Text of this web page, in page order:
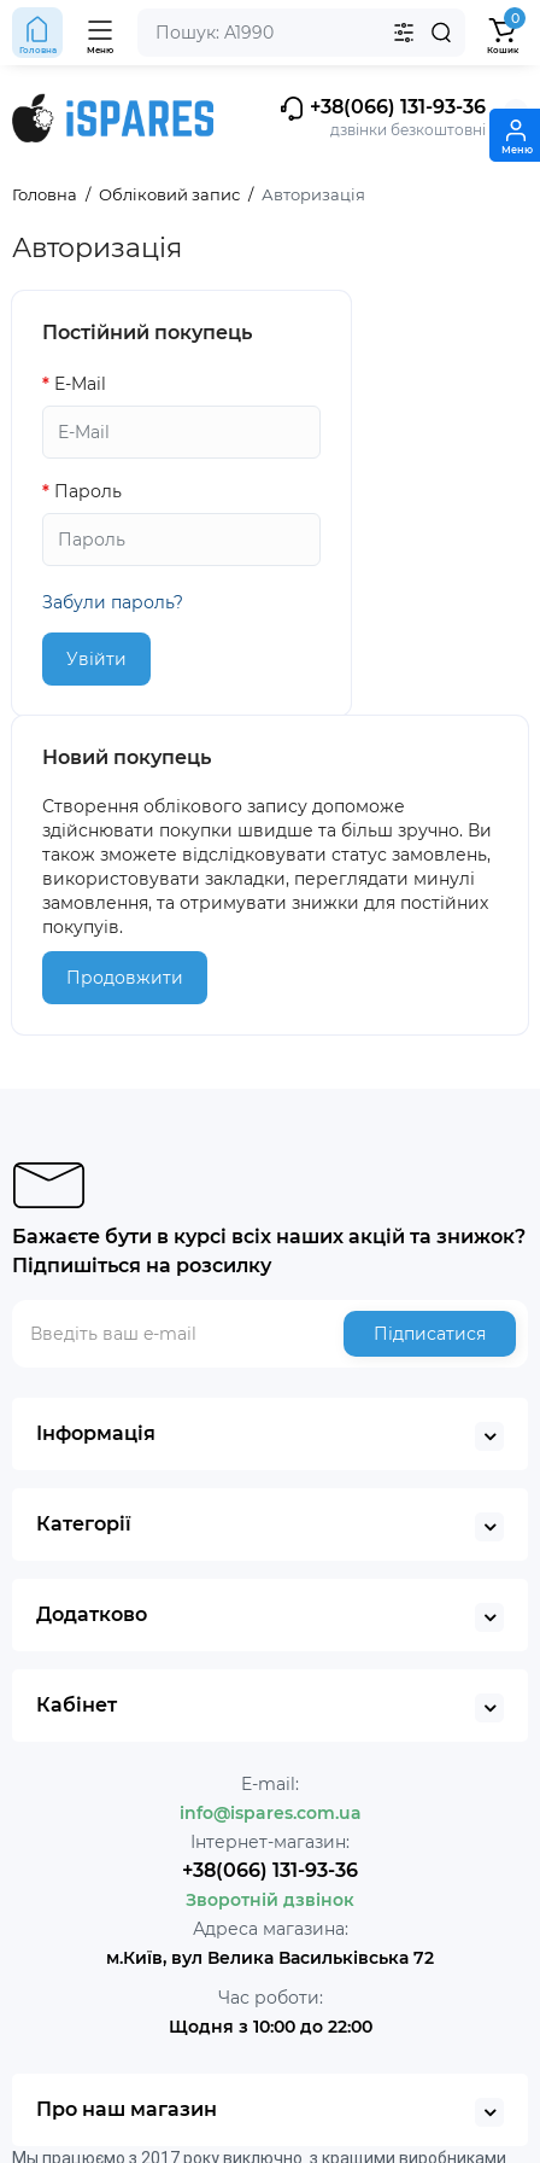
Меню
+38(066) 131-93-36
дзвінки безкоштовні
Головна Меню
0
Кошик
Головна Обліковий запис Авторизація
Авторизація
Постійний покупець
E-Mail
Пароль
Забули пароль?
Новий покупець
Створення облікового запису допоможе
здійснювати покупки швидше та більш зручно. Ви
також зможете відслідковувати статус замовлень,
використовувати закладки, переглядати минулі
замовлення, та отримувати знижки для постійних
покупуів.
Продовжити
Бажаєте бути в курсі всіх наших акцій та знижок?
Підпишіться на розсилку
Підписатися
Інформація
Категорії
Додатково
Кабінет
E-mail:
info@ispares.com.ua
Інтернет-магазин:
+38(066) 131-93-36
Зворотній дзвінок
Адреса магазина:
м.Київ, вул Велика Васильківська 72
Час роботи:
Щодня з 10:00 до 22:00
Про наш магазин
Мы працюємо з 2017 року виключно з кращими виробниками